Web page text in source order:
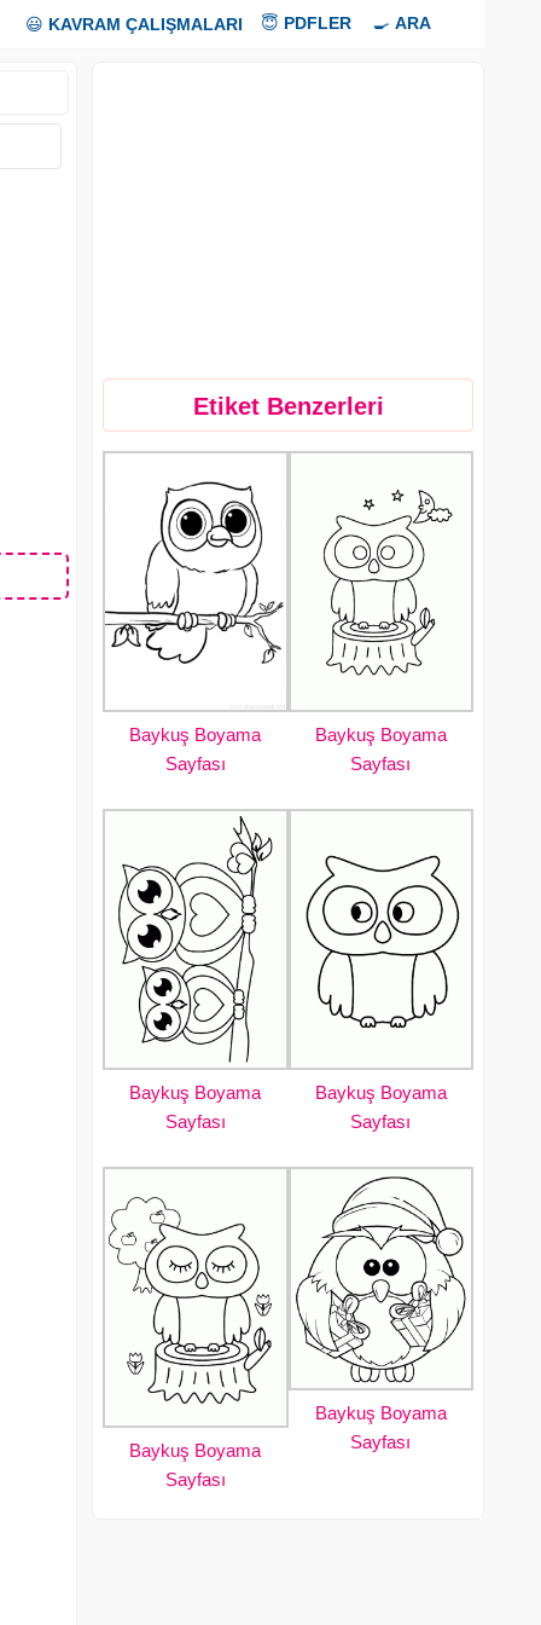
😃 KAVRAM ÇALIŞMALARI 😇 PDFLER 🍳 ARA
Etiket Benzerleri
Baykuş Boyama
Sayfası
Baykuş Boyama
Sayfası
Baykuş Boyama
Sayfası
Baykuş Boyama
Sayfası
Baykuş Boyama
Sayfası
Baykuş Boyama
Sayfası